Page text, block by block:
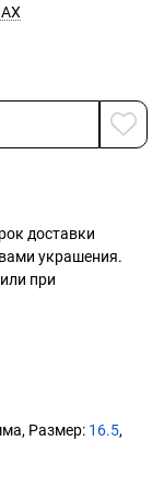
доставки
украшения.
при
Размер: 16.5,